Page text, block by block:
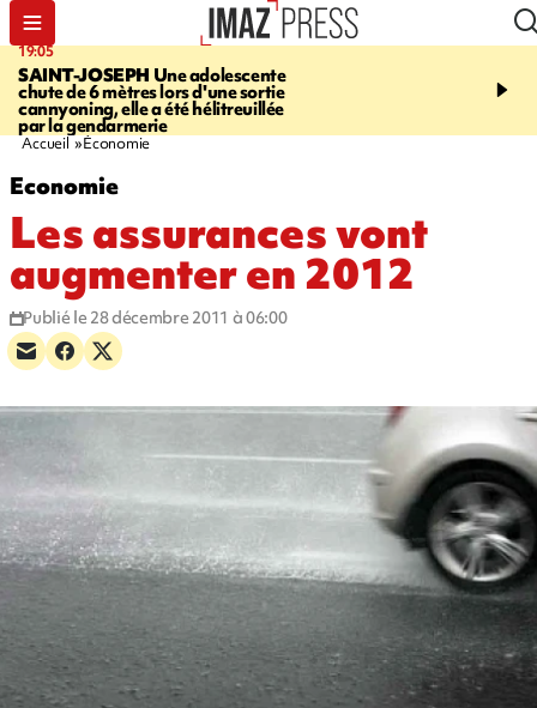
19:05
SAINT-JOSEPH Une adolescente
chute de 6 mètres lors d'une sortie
cannyoning, elle a été hélitreuillée
par la gendarmerie
20:44
rouée de coups,
Accueil Économie
Economie
Les assurances vont
augmenter en 2012
Publié le 28 décembre 2011 à 06:00